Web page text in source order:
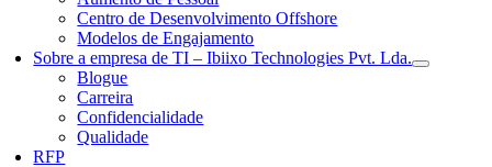
Centro de Desenvolvimento Offshore
Modelos de Engajamento
Sobre a empresa de TI – Ibiixo Technologies Pvt. Lda.
Blogue
Carreira
Confidencialidade
Qualidade
RFP